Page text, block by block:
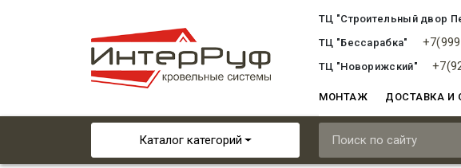
ТЦ "Строительный двор
ТЦ "Бессарабка"
ТЦ "Новорижский"
МОНТАЖ ДОСТАВКА И
Каталог категорий